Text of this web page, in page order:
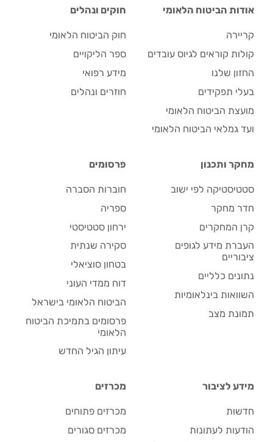
אודות הביטוח הלאומי
קריירה
קולות קוראים לגיוס עובדים
החזון שלנו
בעלי תפקידים
מועצת הביטוח הלאומי
ועד גמלאי הביטוח הלאומי
חוקים ונהלים
חוק הביטוח הלאומי
ספר הליקויים
מידע רפואי
חוזרים ונהלים
מחקר ותכנון
סטטיסטיקה לפי ישוב
חדר מחקר
קרן המחקרים
העברת מידע לגופים
ציבוריים
נתונים כלליים
השוואות בינלאומיות
תמונת מצב
פרסומים
חוברות הסברה
ספריה
ירחון סטטיסטי
סקירה שנתית
בטחון סוציאלי
דוח ממדי העוני
הביטוח הלאומי בישראל
פרסומים בתמיכת הביטוח
הלאומי
עיתון הגיל החדש
מידע לציבור
חדשות
הודעות לעתונות
מכרזים
מכרזים פתוחים
מכרזים סגורים